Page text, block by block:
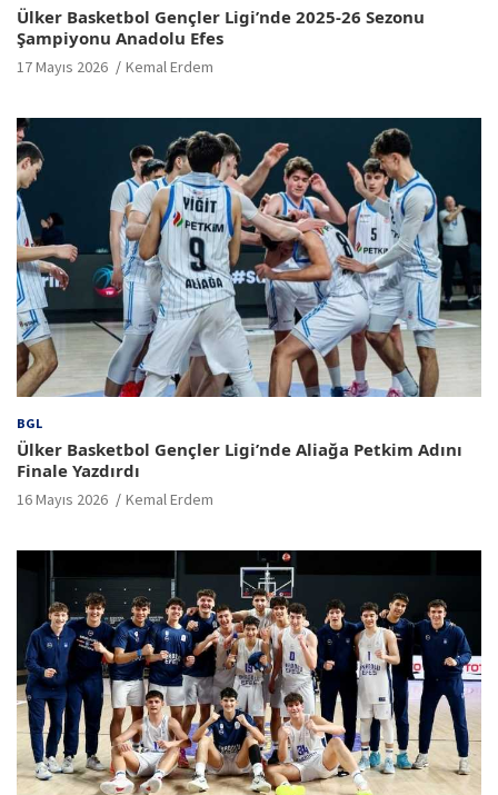
Ülker Basketbol Gençler Ligi’nde 2025-26 Sezonu
Şampiyonu Anadolu Efes
17 Mayıs 2026 Kemal Erdem
BGL
Ülker Basketbol Gençler Ligi’nde Aliağa Petkim Adını
Finale Yazdırdı
16 Mayıs 2026 Kemal Erdem